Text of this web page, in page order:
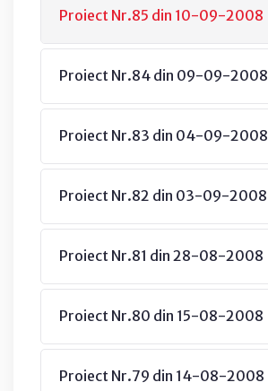
Proiect Nr.85 din 10-09-2008
Proiect Nr.84 din 09-09-2008
Proiect Nr.83 din 04-09-2008
Proiect Nr.82 din 03-09-2008
Proiect Nr.81 din 28-08-2008
Proiect Nr.80 din 15-08-2008
Proiect Nr.79 din 14-08-2008